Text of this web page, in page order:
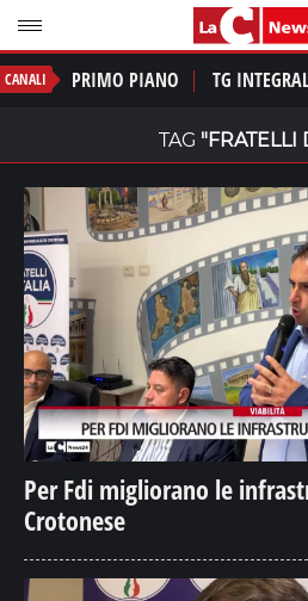
CANALI PRIMO PIANO TG
TAG "FRATELLI
Per Fdi migliorano le
Crotonese